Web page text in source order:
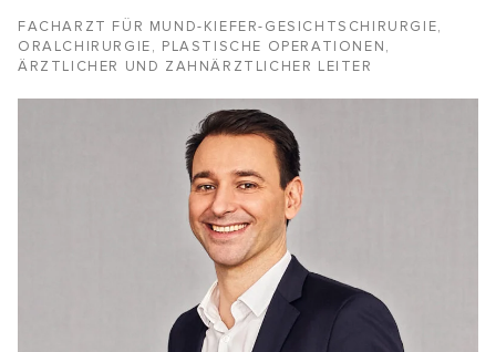
FACHARZT FÜR MUND-KIEFER-GESICHTSCHIRURGIE,
ORALCHIRURGIE, PLASTISCHE OPERATIONEN,
ÄRZTLICHER UND ZAHNÄRZTLICHER LEITER